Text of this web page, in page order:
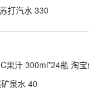
打汽水 330
果汁 300ml*24瓶 淘
泉水 40